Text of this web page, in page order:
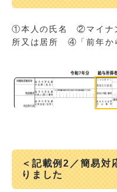
①本人の氏名 ②マイナ
所又は居所 ④「前年か
＜記載例2／簡易対
りました